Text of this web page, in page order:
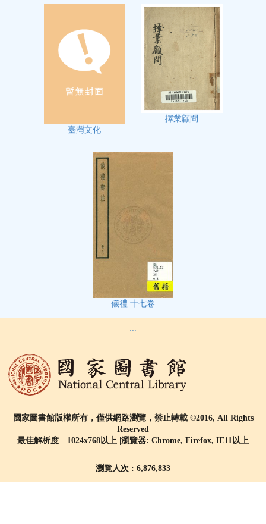
臺灣文化
擇業顧問
儀禮 十七卷
:::
國家圖書館版權所有，僅供網路瀏覽，禁止轉載 ©2016, All Rights
Reserved
最佳解析度 1024x768以上 |瀏覽器: Chrome, Firefox, IE11以上
瀏覽人次 : 6,876,833